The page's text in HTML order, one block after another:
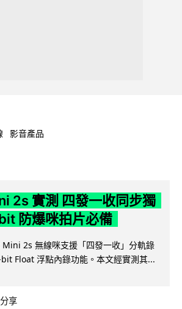
影音產品
2s 實測 四發一收同步獨
防爆咪拍片必備
2s 無線咪支援「四發一收」分軌錄
Float 浮點內錄功能。本文經實測其...
分享